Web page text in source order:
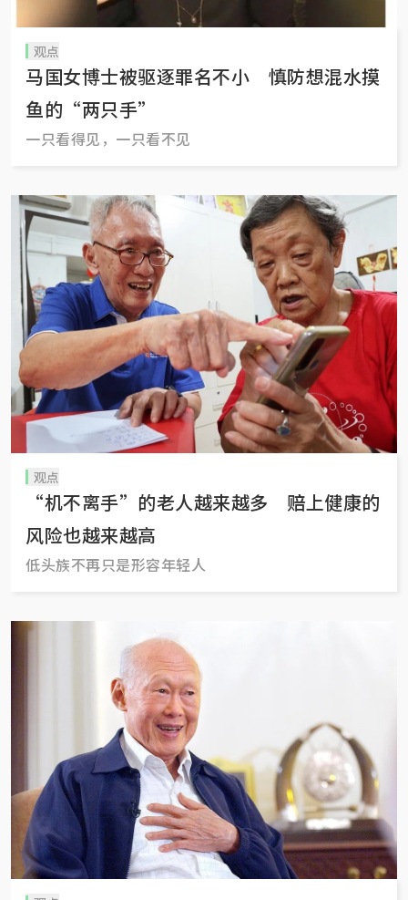
观点
马国女博士被驱逐罪名不小 慎防想混水摸
鱼的“两只手”
一只看得见，一只看不见
观点
“机不离手”的老人越来越多 赔上健康的
风险也越来越高
低头族不再只是形容年轻人